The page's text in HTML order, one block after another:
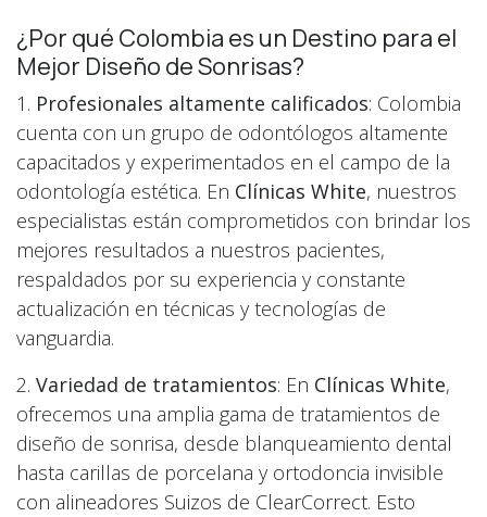
¿Por qué Colombia es un Destino para el
Mejor Diseño de Sonrisas?
1. Profesionales altamente calificados: Colombia
cuenta con un grupo de odontólogos altamente
capacitados y experimentados en el campo de la
odontología estética. En Clínicas White, nuestros
especialistas están comprometidos con brindar los
mejores resultados a nuestros pacientes,
respaldados por su experiencia y constante
actualización en técnicas y tecnologías de
vanguardia.
2. Variedad de tratamientos: En Clínicas White,
ofrecemos una amplia gama de tratamientos de
diseño de sonrisa, desde blanqueamiento dental
hasta carillas de porcelana y ortodoncia invisible
con alineadores Suizos de ClearCorrect. Esto